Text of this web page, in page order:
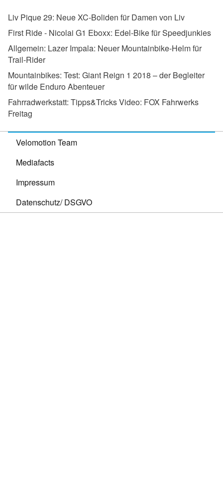
Liv Pique 29: Neue XC-Boliden für Damen von Liv
First Ride - Nicolai G1 Eboxx: Edel-Bike für Speedjunkies
Allgemein: Lazer Impala: Neuer Mountainbike-Helm für
Trail-Rider
Mountainbikes: Test: Giant Reign 1 2018 – der Begleiter
für wilde Enduro Abenteuer
Fahrradwerkstatt: Tipps&Tricks Video: FOX Fahrwerks
Freitag
Velomotion Team
Mediafacts
Impressum
Datenschutz/ DSGVO